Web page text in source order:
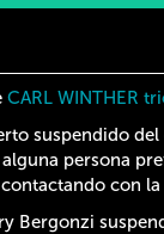
CARL WINTHER
suspendido
persona
con
Bergonzi